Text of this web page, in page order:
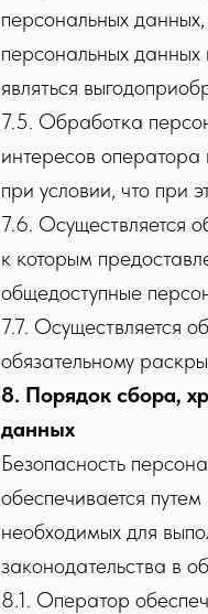
персональных
персональных данных
являться
7.5. Обработка
интересов
при условии, что при
7.6. Осуществляется
к которым
общедоступные
7.7. Осуществляется
обязательному
8. Порядок сбора,
данных
Безопасность
обеспечивается
необходимых для
законодательства в
8.1. Оператор